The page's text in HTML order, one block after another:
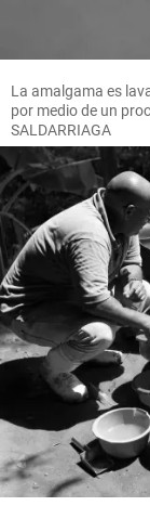
La amalgama es
por medio de un
SALDARRIAGA